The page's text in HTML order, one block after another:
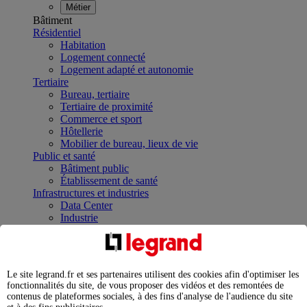
Métier
Bâtiment
Résidentiel
Habitation
Logement connecté
Logement adapté et autonomie
Tertiaire
Bureau, tertiaire
Tertiaire de proximité
Commerce et sport
Hôtellerie
Mobilier de bureau, lieux de vie
Public et santé
Bâtiment public
Établissement de santé
Infrastructures et industries
Data Center
Industrie
Infrastructures
Contrôler et planifier le fonctionnement des appareils
Répartir et optimiser son tableau électrique
Legrand Data Center Solutions : concentrer les
expertises au service de vos performances
Le site legrand.fr et ses partenaires utilisent des cookies afin d'optimiser les
fonctionnalités du site, de vous proposer des vidéos et des remontées de
contenus de plateformes sociales, à des fins d'analyse de l'audience du site